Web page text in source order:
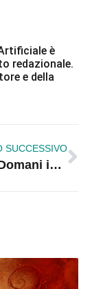
è
redazionale.
e della
SUCCESSIVO
Canna. Domani inaugurazione della mostra nel ricordo della Grande Guerra